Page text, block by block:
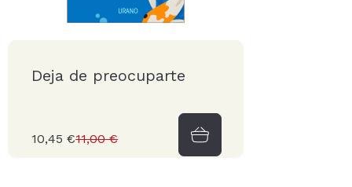
Deja de preocuparte
10,45 €11,00 €